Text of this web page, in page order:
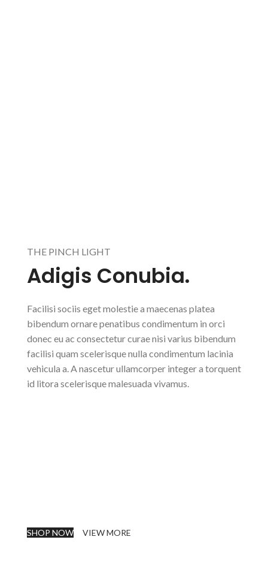
THE PINCH LIGHT
Adigis Conubia.
Facilisi sociis eget molestie a maecenas platea
bibendum ornare penatibus condimentum in orci
donec eu ac consectetur curae nisi varius bibendum
facilisi quam scelerisque nulla condimentum lacinia
vehicula a. A nascetur ullamcorper integer a torquent
id litora scelerisque malesuada vivamus.
SHOP NOW VIEW MORE